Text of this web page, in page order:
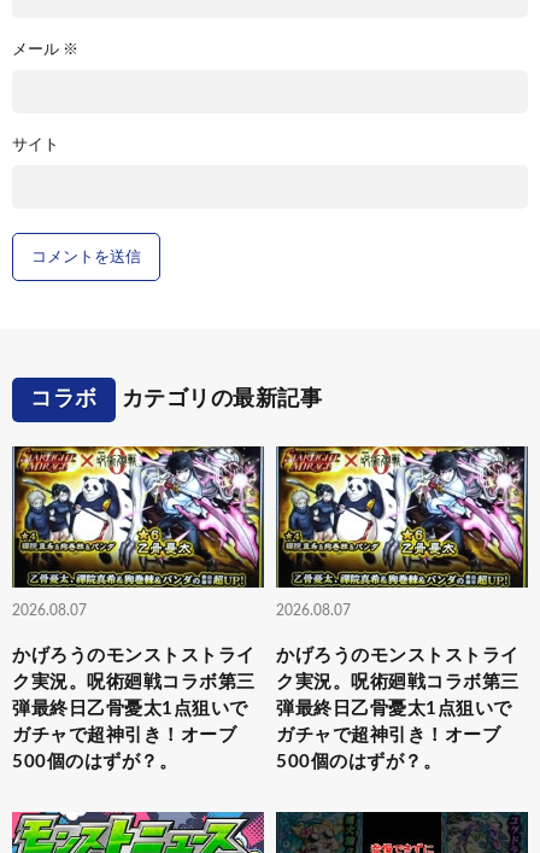
メール ※
サイト
コラボ カテゴリの最新記事
2026.08.07
かげろうのモンストストライ
ク実況。呪術廻戦コラボ第三
弾最終日乙骨憂太1点狙いで
ガチャで超神引き！オーブ
500個のはずが？。
2026.08.07
かげろうのモンストストライ
ク実況。呪術廻戦コラボ第三
弾最終日乙骨憂太1点狙いで
ガチャで超神引き！オーブ
500個のはずが？。